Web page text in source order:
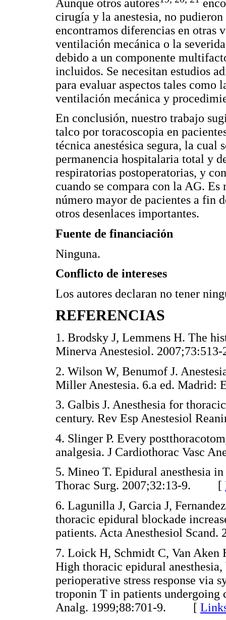
Aunque otros autores
cirugía y la anestesia, no
encontramos diferencias en otras
ventilación mecánica o la
debido a un componente
incluidos. Se necesitan estudios
para evaluar aspectos tales como
ventilación mecánica y
En conclusión, nuestro trabajo
talco por toracoscopia en
técnica anestésica segura, la cual
permanencia hospitalaria total y
respiratorias postoperatorias, y
cuando se compara con la AG.
número mayor de pacientes a fin
otros desenlaces importantes.
Fuente de financiación
Ninguna.
Conflicto de intereses
Los autores declaran no tener
REFERENCIAS
1. Brodsky J, Lemmens H. The
Minerva Anestesiol.
2. Wilson W, Benumof J.
Miller Anestesia. 6.a ed.
3. Galbis J. Anesthesia for
century. Rev Esp Anestesiol
4. Slinger P. Every
analgesia. J Cardiothorac
5. Mineo T. Epidural anesthesia
Thorac Surg. 2007;32:13-9. [
6. Lagunilla J, Garcia J,
thoracic epidural blockade
patients. Acta Anesthesiol
7. Loick H, Schmidt C, Van Aken
High thoracic epidural
perioperative stress response via
troponin T in patients undergoing
Analg. 1999;88:701-9. [